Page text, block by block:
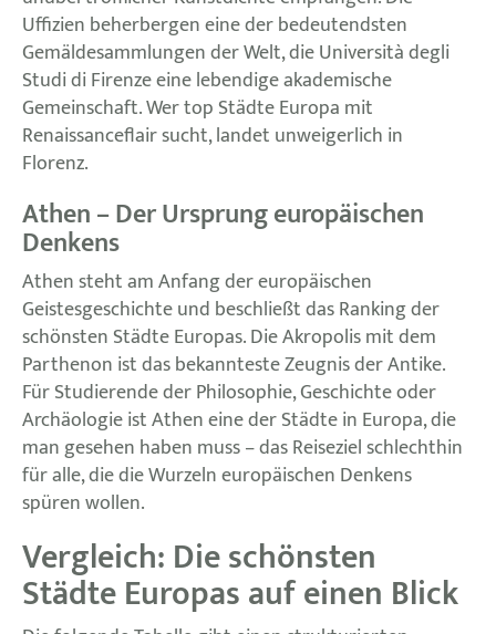
Uffizien beherbergen eine der bedeutendsten
Gemäldesammlungen der Welt, die Università degli
Studi di Firenze eine lebendige akademische
Gemeinschaft. Wer top Städte Europa mit
Renaissanceflair sucht, landet unweigerlich in
Florenz.
Athen – Der Ursprung europäischen
Denkens
Athen steht am Anfang der europäischen
Geistesgeschichte und beschließt das Ranking der
schönsten Städte Europas. Die Akropolis mit dem
Parthenon ist das bekannteste Zeugnis der Antike.
Für Studierende der Philosophie, Geschichte oder
Archäologie ist Athen eine der Städte in Europa, die
man gesehen haben muss – das Reiseziel schlechthin
für alle, die die Wurzeln europäischen Denkens
spüren wollen.
Vergleich: Die schönsten
Städte Europas auf einen Blick